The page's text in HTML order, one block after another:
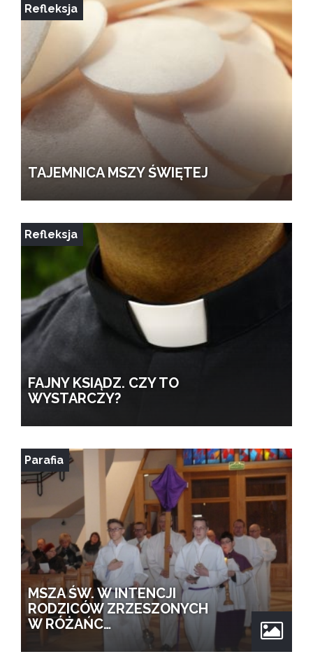
TAJEMNICA MSZY ŚWIĘTEJ
Refleksja
FAJNY KSIĄDZ. CZY TO
WYSTARCZY?
Refleksja
MSZA ŚW. W INTENCJI
RODZICÓW ZRZESZONYCH
W RÓŻAŃC…
Parafia